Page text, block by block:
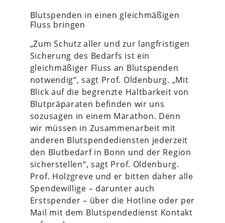
Blutspenden in einen gleichmäßigen
Fluss bringen
„Zum Schutz aller und zur langfristigen
Sicherung des Bedarfs ist ein
gleichmäßiger Fluss an Blutspenden
notwendig“, sagt Prof. Oldenburg. „Mit
Blick auf die begrenzte Haltbarkeit von
Blutpräparaten befinden wir uns
sozusagen in einem Marathon. Denn
wir müssen in Zusammenarbeit mit
anderen Blutspendediensten jederzeit
den Blutbedarf in Bonn und der Region
sicherstellen“, sagt Prof. Oldenburg.
Prof. Holzgreve und er bitten daher alle
Spendewillige – darunter auch
Erstspender – über die Hotline oder per
Mail mit dem Blutspendedienst Kontakt